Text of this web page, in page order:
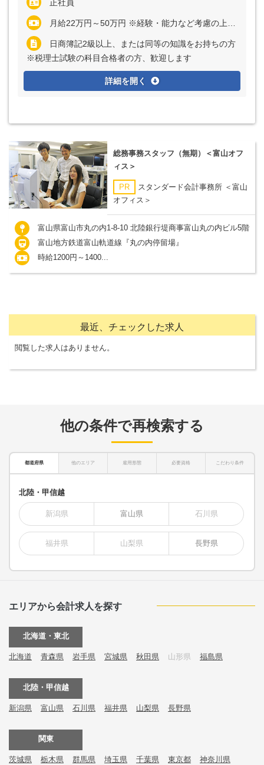
正社員
月給22万円～50万円 ※経験・能力など考慮の上、決定いたします ※残業代は全額支給
日商簿記2級以上、または同等の知識をお持ちの方
※税理士試験の科目合格者の方、歓迎します
詳細を開く
総務事務スタッフ（無期）＜富山オフ
ィス＞
PR
スタンダード会計事務所 ＜富山
オフィス＞
富山県富山市丸の内1-8-10 北陸銀行堤商事富山丸の内ビル5階
富山地方鉄道富山軌道線『丸の内停留場』
時給1200円～1400...
最近、チェックした求人
閲覧した求人はありません。
他の条件で再検索する
都道府県 他のエリア 雇用形態 必要資格 こだわり条件
北陸・甲信越
新潟県 富山県 石川県
福井県 山梨県 長野県
エリアから会計求人を探す
北海道・東北
北海道 青森県 岩手県 宮城県 秋田県 山形県 福島県
北陸・甲信越
新潟県 富山県 石川県 福井県 山梨県 長野県
関東
茨城県 栃木県 群馬県 埼玉県 千葉県 東京都 神奈川県